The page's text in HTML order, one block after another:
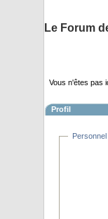
Le Forum
Vous n'êtes pas
Profil
Personnel